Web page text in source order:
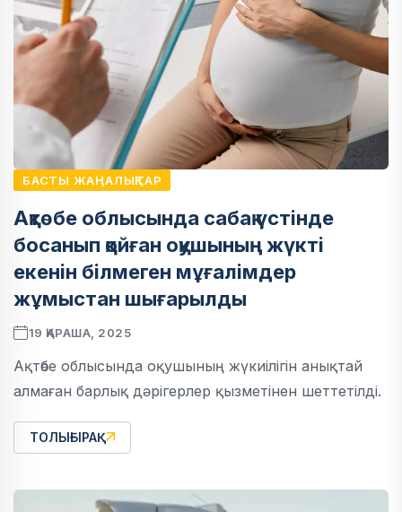
БАСТЫ ЖАҢАЛЫҚТАР
Ақтөбе облысында сабақ үстінде
босанып қойған оқушының жүкті
екенін білмеген мұғалімдер
жұмыстан шығарылды
19 ҚАРАША, 2025
Ақтөбе облысында оқушының жүкиілігін анықтай
алмаған барлық дәрігерлер қызметінен шеттетілді.
ТОЛЫҒЫРАҚ